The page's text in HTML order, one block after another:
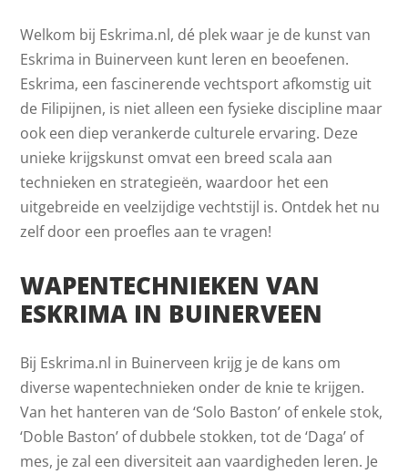
Welkom bij Eskrima.nl, dé plek waar je de kunst van
Eskrima in Buinerveen kunt leren en beoefenen.
Eskrima, een fascinerende vechtsport afkomstig uit
de Filipijnen, is niet alleen een fysieke discipline maar
ook een diep verankerde culturele ervaring. Deze
unieke krijgskunst omvat een breed scala aan
technieken en strategieën, waardoor het een
uitgebreide en veelzijdige vechtstijl is. Ontdek het nu
zelf door een proefles aan te vragen!
WAPENTECHNIEKEN VAN
ESKRIMA IN BUINERVEEN
Bij Eskrima.nl in Buinerveen krijg je de kans om
diverse wapentechnieken onder de knie te krijgen.
Van het hanteren van de ‘Solo Baston’ of enkele stok,
‘Doble Baston’ of dubbele stokken, tot de ‘Daga’ of
mes, je zal een diversiteit aan vaardigheden leren. Je